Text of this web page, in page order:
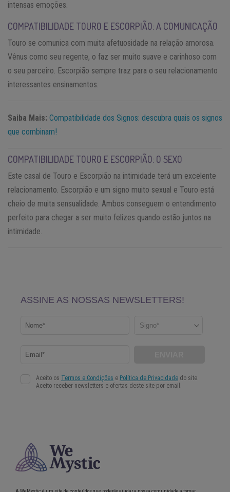
intensas emoções.
COMPATIBILIDADE TOURO E ESCORPIÃO: A COMUNICAÇÃO
Touro se comunica com muita afetuosidade na relação amorosa.
Vênus como seu regente, o faz ser muito suave e carinhoso com
o seu parceiro. Escorpião sempre traz para o seu relacionamento
interessantes ensinamentos.
Saiba Mais: Compatibilidade dos Signos: descubra quais os signos
que combinam!
COMPATIBILIDADE TOURO E ESCORPIÃO: O SEXO
Este casal de Touro e Escorpião na intimidade terá um excelente
relacionamento. Escorpião e um signo muito sexual e Touro está
cheio de muita sensualidade. Ambos conseguem o entendimento
perfeito para chegar a ser muito felizes quando estão juntos na
intimidade.